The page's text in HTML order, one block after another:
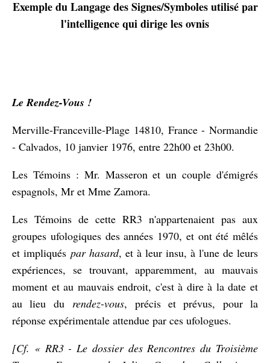
Exemple du Langage des Signes/Symboles utilisé par
l'intelligence qui dirige les ovnis
Le Rendez-Vous !
Merville-Franceville-Plage 14810, France - Normandie
- Calvados, 10 janvier 1976, entre 22h00 et 23h00.
Les Témoins : Mr. Masseron et un couple d'émigrés
espagnols, Mr et Mme Zamora.
Les Témoins de cette RR3 n'appartenaient pas aux
groupes ufologiques des années 1970, et ont été mêlés
et impliqués par hasard, et à leur insu, à l'une de leurs
expériences, se trouvant, apparemment, au mauvais
moment et au mauvais endroit, c'est à dire à la date et
au lieu du rendez-vous, précis et prévus, pour la
réponse expérimentale attendue par ces ufologues.
[Cf. « RR3 - Le dossier des Rencontres du Troisième